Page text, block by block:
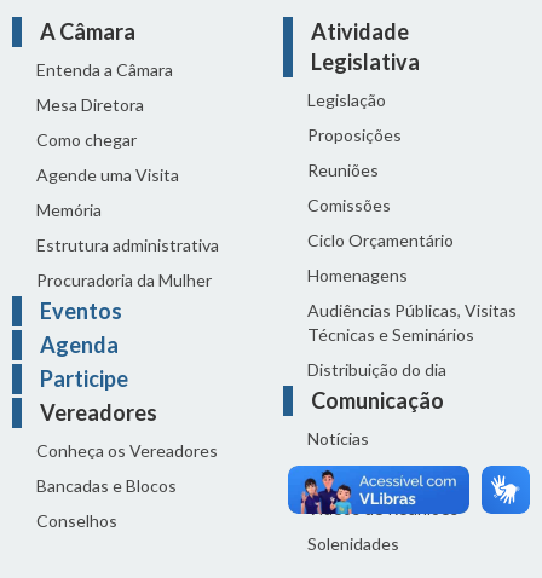
A Câmara
Entenda a Câmara
Mesa Diretora
Como chegar
Agende uma Visita
Memória
Estrutura administrativa
Procuradoria da Mulher
Eventos
Agenda
Participe
Vereadores
Conheça os Vereadores
Bancadas e Blocos
Conselhos
Atividade
Legislativa
Legislação
Proposições
Reuniões
Comissões
Ciclo Orçamentário
Homenagens
Audiências Públicas, Visitas
Técnicas e Seminários
Distribuição do dia
Comunicação
Notícias
Sala de Imprensa
Vídeos de Reuniões
Solenidades